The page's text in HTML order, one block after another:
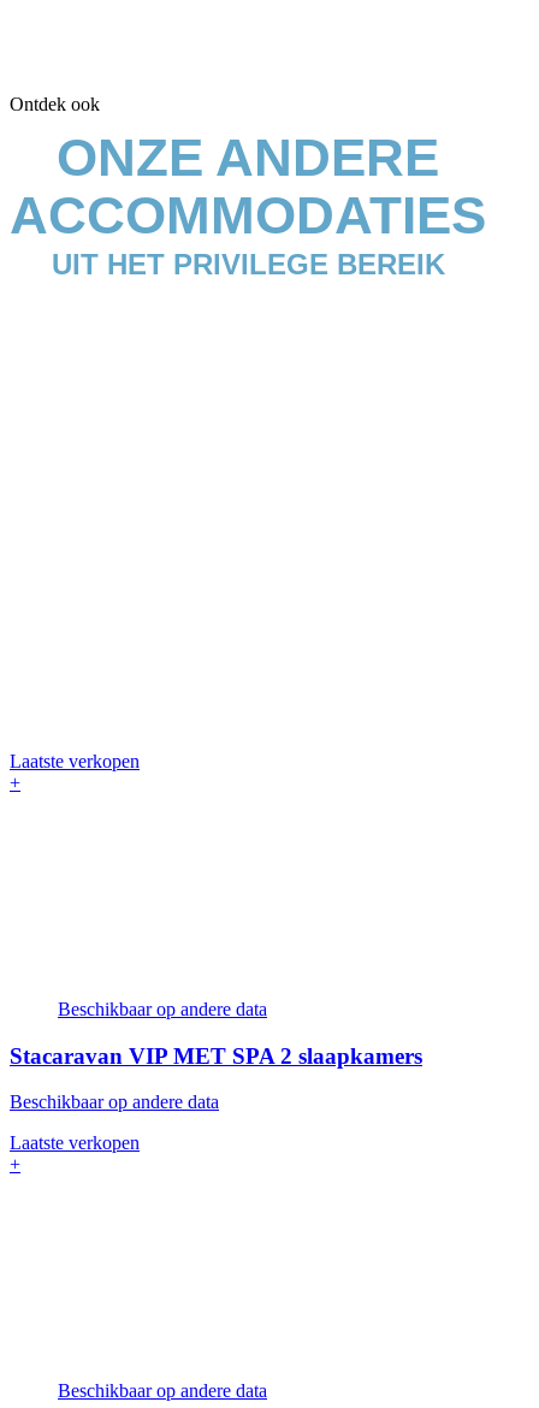
Ontdek ook
ONZE ANDERE
ACCOMMODATIES
UIT HET PRIVILEGE BEREIK
Laatste verkopen
+
Beschikbaar op andere data
Stacaravan VIP MET SPA 2 slaapkamers
Beschikbaar op andere data
Laatste verkopen
+
Beschikbaar op andere data